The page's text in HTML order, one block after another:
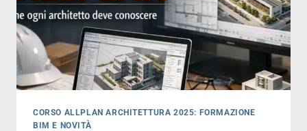
CORSO ALLPLAN ARCHITETTURA 2025: FORMAZIONE
BIM E NOVITÀ